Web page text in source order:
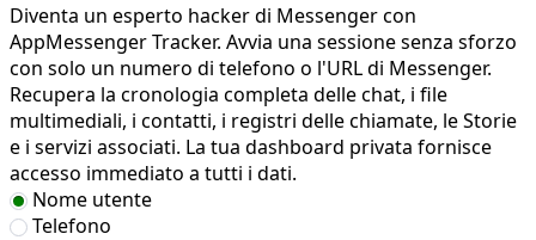
Diventa un esperto hacker di Messenger con
AppMessenger Tracker. Avvia una sessione senza sforzo
con solo un numero di telefono o l'URL di Messenger.
Recupera la cronologia completa delle chat, i file
multimediali, i contatti, i registri delle chiamate, le Storie
e i servizi associati. La tua dashboard privata fornisce
accesso immediato a tutti i dati.
Nome utente
Telefono